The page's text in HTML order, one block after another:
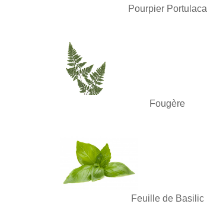
Pourpier Portulaca
Fougère
Feuille de Basilic